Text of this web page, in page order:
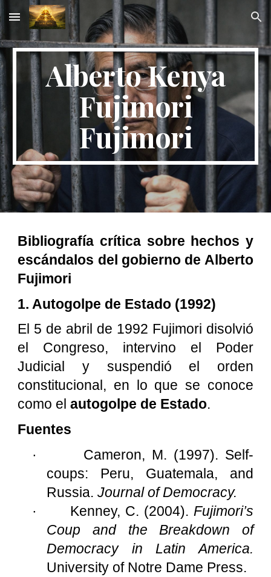
Skip to main content Skip to navigation
Alberto Kenya
Fujimori
Fujimori
Bibliografía crítica sobre hechos y
escándalos del gobierno de Alberto
Fujimori
1. Autogolpe de Estado (1992)
El 5 de abril de 1992 Fujimori disolvió
el Congreso, intervino el Poder
Judicial y suspendió el orden
constitucional, en lo que se conoce
como elautogolpe de Estado.
Fuentes
·
Cameron, M. (1997). Self-
coups: Peru, Guatemala, and
Russia.Journal of Democracy.
·
Kenney, C. (2004). Fujimori’s
Coup and the Breakdown of
Democracy in Latin America.
University of Notre Dame Press.